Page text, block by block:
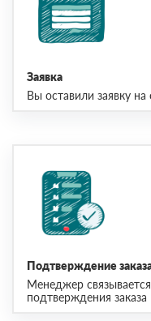
Заявка
Вы оставили заявку на
Подтверждение
Менеджер
подтверждения заказа